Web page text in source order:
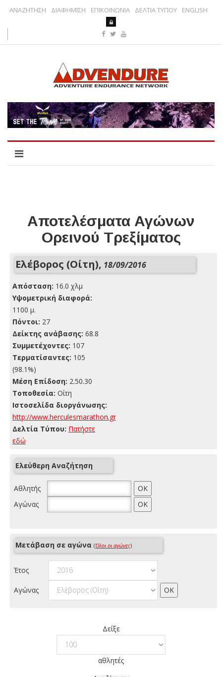
ΑΝΑΖΗΤΗΣΗ ΔΙΑΦΗΜΙΣΗ ΕΠΙΚΟΙΝΩΝΙΑ ΔΕΛΤΙΑ ΤΥΠΟΥ ENGLISH
Αποτελέσματα Αγώνων
Ορεινού Τρεξίματος
Ελέβορος (Οίτη), 18/09/2016
Απόσταση: 16.0 χλμ
Yψομετρική διαφορά:
1100 μ.
Πόντοι: 27
Δείκτης ανάβασης: 68.8
Συμμετέχοντες: 107
Τερματίσαντες: 105
(98.1%)
Μέση Επίδοση: 2.50.30
Τοποθεσία: Οίτη
Ιστοσελίδα διοργάνωσης:
http://www.herculesmarathon.gr
Δελτία Τύπου: Πατήστε
εδώ
Ελεύθερη Αναζήτηση
Αθλητής
Αγώνας
Μετάβαση σε αγώνα (Όλοι οι αγώνες)
Έτος
Αγώνας
Δείξε
αθλητές